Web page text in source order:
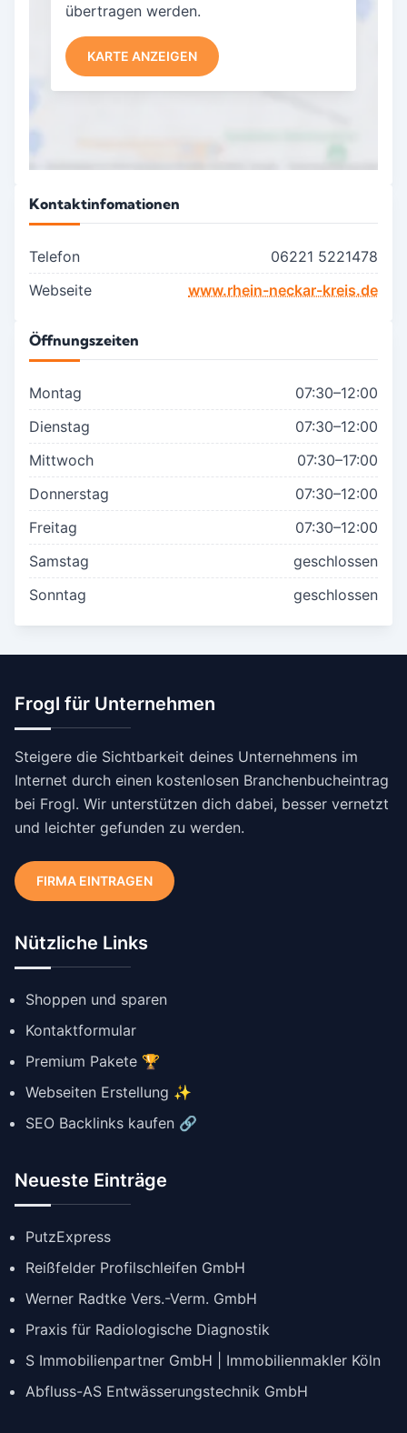
übertragen werden.
KARTE ANZEIGEN
Kontaktinfomationen
Telefon
06221 5221478
Webseite
www.rhein-neckar-kreis.de
Öffnungszeiten
Montag
07:30–12:00
Dienstag
07:30–12:00
Mittwoch
07:30–17:00
Donnerstag
07:30–12:00
Freitag
07:30–12:00
Samstag
geschlossen
Sonntag
geschlossen
Frogl für Unternehmen
Steigere die Sichtbarkeit deines Unternehmens im
Internet durch einen kostenlosen Branchenbucheintrag
bei Frogl. Wir unterstützen dich dabei, besser vernetzt
und leichter gefunden zu werden.
FIRMA EINTRAGEN
Nützliche Links
Shoppen und sparen
Kontaktformular
Premium Pakete 🏆
Webseiten Erstellung ✨
SEO Backlinks kaufen 🔗
Neueste Einträge
PutzExpress
Reißfelder Profilschleifen GmbH
Werner Radtke Vers.-Verm. GmbH
Praxis für Radiologische Diagnostik
S Immobilienpartner GmbH | Immobilienmakler Köln
Abfluss-AS Entwässerungstechnik GmbH